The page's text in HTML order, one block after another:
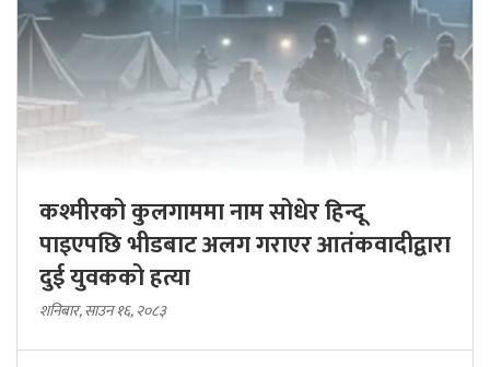
कश्मीरको कुलगाममा नाम सोधेर हिन्दू
पाइएपछि भीडबाट अलग गराएर आतंकवादीद्वारा
दुई युवकको हत्या
शनिबार, साउन १६, २०८३